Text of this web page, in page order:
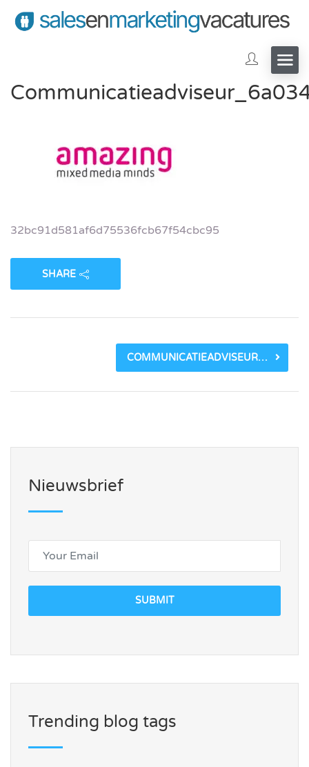
32bc91d581af6d75536fcb67f54cbc95
SHARE
COMMUNICATIEADVISEUR_6A034830CE18C.JPEG
Nieuwsbrief
SUBMIT
Trending blog tags